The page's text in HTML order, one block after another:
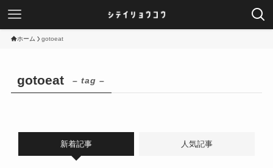
ホーム gotoeat
gotoeat – tag –
新着記事 人気記事